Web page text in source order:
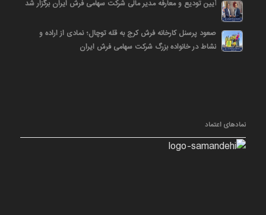
آیین تودیع و معارفه مدیر مالی شرکت سهامی فرش ایران برگزار شد
صعود پرسنل کارخانه فرش کرج به قله توچال؛ نمادی از اراده و
نشاط در خانواده بزرگ شرکت سهامی فرش ایران
نمادهای اعتماد